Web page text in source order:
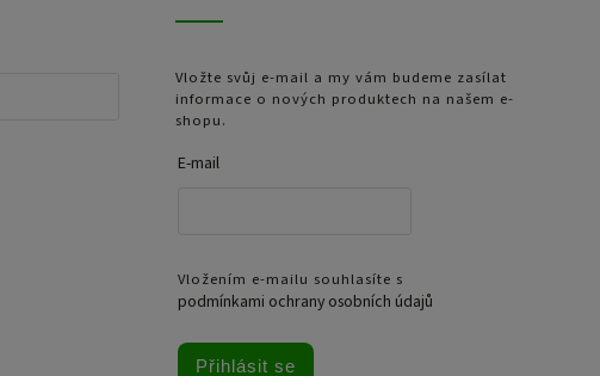
Vložte svůj e-mail a my vám budeme zasílat
informace o nových produktech na našem e-
shopu.
E-mail
Vložením e-mailu souhlasíte s
podmínkami ochrany osobních údajů
Přihlásit se